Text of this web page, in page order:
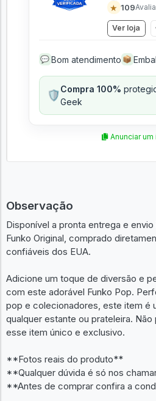
★ 109
Ver loja
💬 Bom atendimento 📦
🛡️Compra 100%
Geek
Anunciar um
Observação
Disponível a pronta entrega e
Funko Original, comprado
confiáveis dos EUA.
Adicione um toque de diversão e
com este adorável Funko Pop.
pop e colecionadores, este item é
qualquer estante ou prateleira.
esse item único e exclusivo.
**Fotos reais do produto**
**Qualquer dúvida é só nos
**Antes de comprar confira a